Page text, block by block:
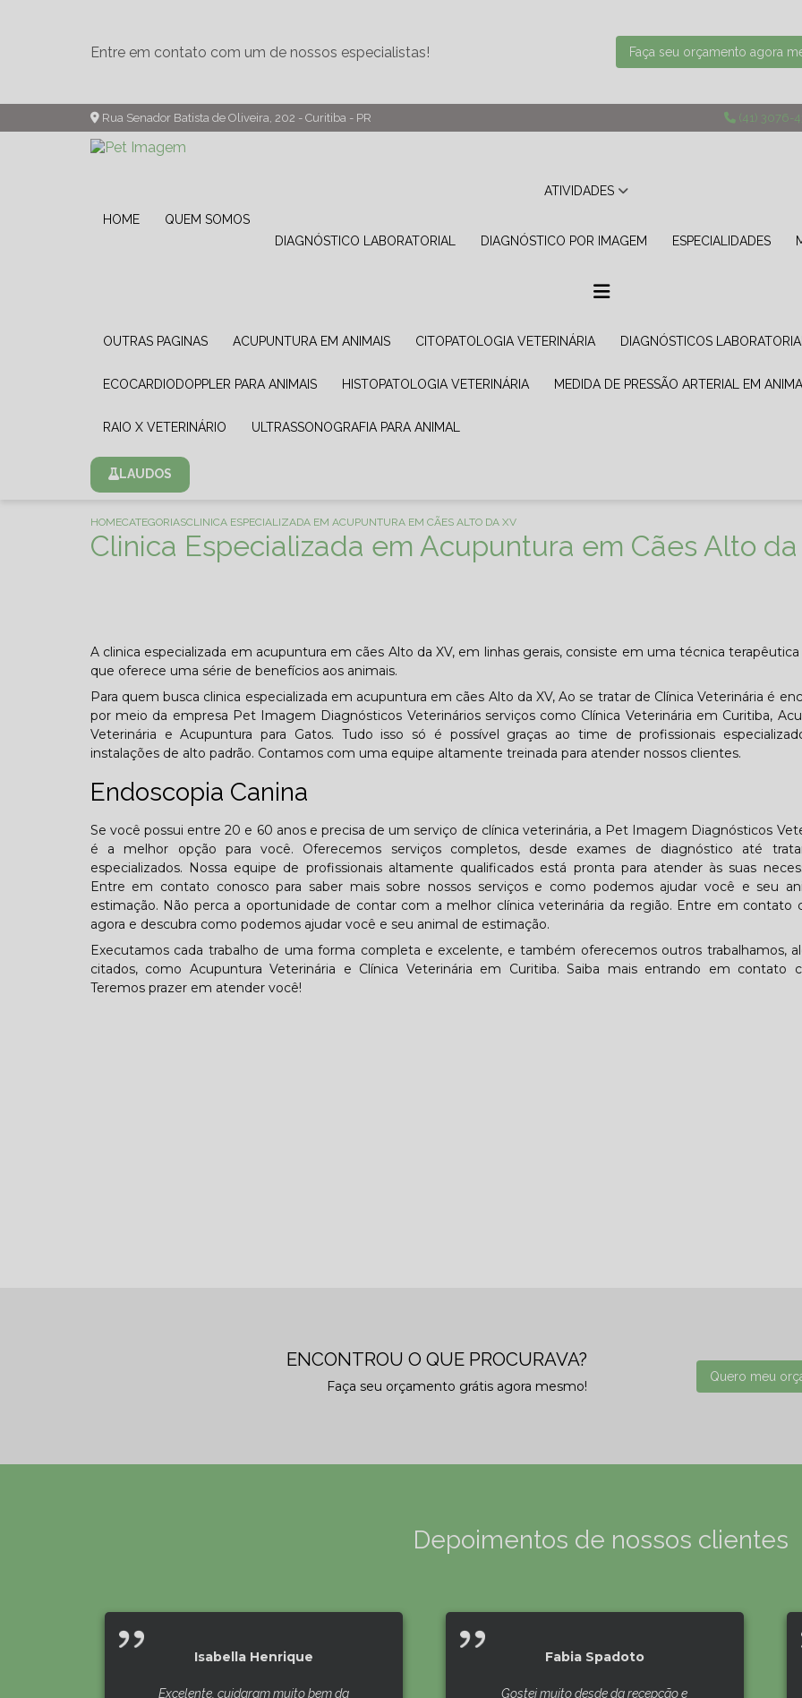
Entre em contato com um de nossos especialistas! Faça seu orçamento agora
Rua Senador Batista de Oliveira, 202 - Curitiba - PR (41) 3076-
HOME QUEM SOMOS
ATIVIDADES
DIAGNÓSTICO LABORATORIAL DIAGNÓSTICO POR IMAGEM ESPECIALIDADES
OUTRAS PAGINAS ACUPUNTURA EM ANIMAIS CITOPATOLOGIA VETERINÁRIA DIAGNÓSTICOS
ECOCARDIODOPPLER PARA ANIMAIS HISTOPATOLOGIA VETERINÁRIA MEDIDA DE PRESSÃO ARTERIAL EM
RAIO X VETERINÁRIO ULTRASSONOGRAFIA PARA ANIMAL
LAUDOS
HOMECATEGORIASCLINICA ESPECIALIZADA EM ACUPUNTURA EM CÃES ALTO DA XV
Clinica Especializada em Acupuntura em Cães Alto da
A clinica especializada em acupuntura em cães Alto da XV, em linhas gerais, consiste em uma técnica
que oferece uma série de benefícios aos animais.
Para quem busca clinica especializada em acupuntura em cães Alto da XV, Ao se tratar de Clínica Veterinária é
por meio da empresa Pet Imagem Diagnósticos Veterinários serviços como Clínica Veterinária em Curitiba,
Veterinária e Acupuntura para Gatos. Tudo isso só é possível graças ao time de profissionais
instalações de alto padrão. Contamos com uma equipe altamente treinada para atender nossos clientes.
Endoscopia Canina
Se você possui entre 20 e 60 anos e precisa de um serviço de clínica veterinária, a Pet Imagem Diagnósticos
é a melhor opção para você. Oferecemos serviços completos, desde exames de diagnóstico até
especializados. Nossa equipe de profissionais altamente qualificados está pronta para atender às suas
Entre em contato conosco para saber mais sobre nossos serviços e como podemos ajudar você e seu
estimação. Não perca a oportunidade de contar com a melhor clínica veterinária da região. Entre em contato
agora e descubra como podemos ajudar você e seu animal de estimação.
Executamos cada trabalho de uma forma completa e excelente, e também oferecemos outros trabalhamos,
citados, como Acupuntura Veterinária e Clínica Veterinária em Curitiba. Saiba mais entrando em contato
Teremos prazer em atender você!
ENCONTROU O QUE PROCURAVA?
Faça seu orçamento grátis agora mesmo!
Quero meu
Depoimentos de nossos clientes
Isabella Henrique
Excelente, cuidaram muito bem da
Fabia Spadoto
Gostei muito desde da recepção e